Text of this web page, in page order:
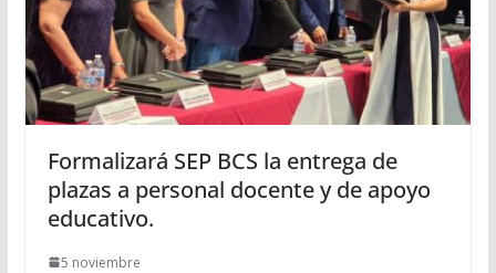
Formalizará SEP BCS la entrega de
plazas a personal docente y de apoyo
educativo.
5 noviembre